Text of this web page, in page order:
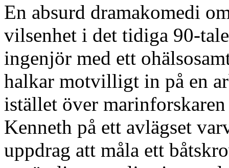
En absurd dramakomedi
vilsenhet i det tidiga 90-
ingenjör med ett
halkar motvilligt in på en
istället över
Kenneth på ett avlägset
uppdrag att måla ett